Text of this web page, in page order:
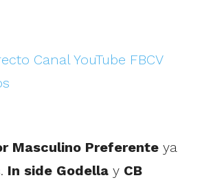
Canal YouTube FBCV
Masculino Preferente ya
In side Godella y CB